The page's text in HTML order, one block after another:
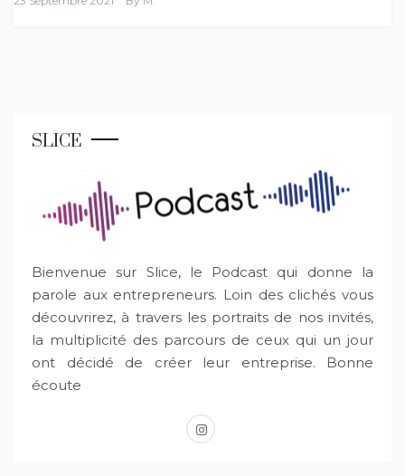
SLICE
Bienvenue sur Slice, le Podcast qui donne la
parole aux entrepreneurs. Loin des clichés vous
découvrirez, à travers les portraits de nos invités,
la multiplicité des parcours de ceux qui un jour
ont décidé de créer leur entreprise. Bonne
écoute
instagram